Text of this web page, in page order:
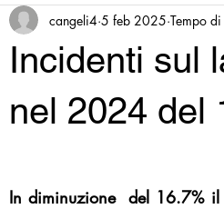
Social Canzoni Positive
Benessere Redazionali
Incidenti sul
nel 2024 del
cangeli4 5 feb 2025 Tempo
In diminuzione  del 16.7%